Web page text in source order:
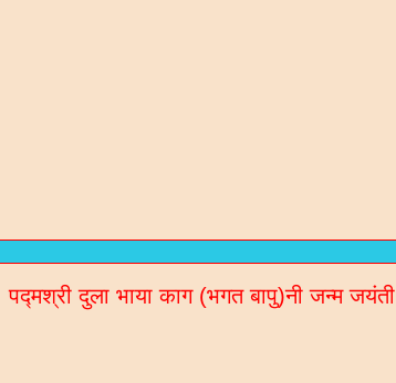
भजन / गरबा वगेरे Mp3
जोगीदान गढवी (चडीया) रचित रचनाओ
पद्मश्री दुला भाया काग (भगत बापु)नी जन्म जयंती